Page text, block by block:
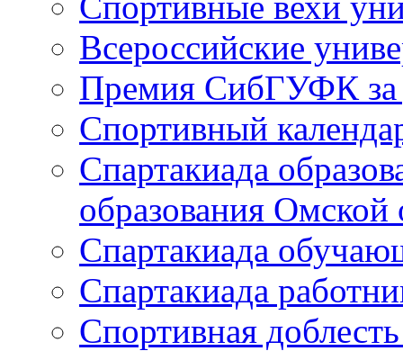
Всероссийские
Премия СибГУФК за
Спортивный
Спартакиада
образования Омской
Спартакиада
Спартакиада
Спортивная